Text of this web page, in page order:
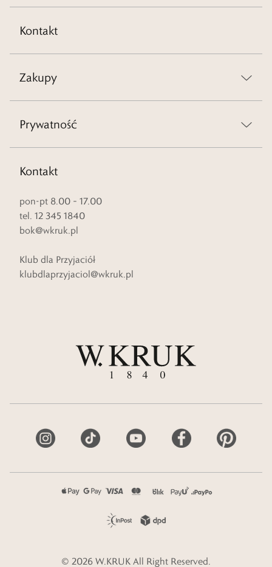
Kontakt
Zakupy
Prywatność
Kontakt
pon-pt 8.00 – 17.00
tel. 12 345 1840
bok@wkruk.pl
Klub dla Przyjaciół
klubdlaprzyjaciol@wkruk.pl
© 2026 W.KRUK All Right Reserved.